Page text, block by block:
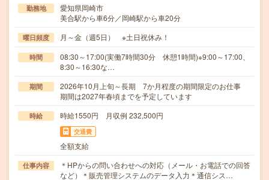
勤務地
愛知県岡崎市
美合駅から車6分／岡崎駅から車20分
曜日頻度 月～金（週5日） ※土日祝休み！
時間
08:30～17:00(実働7時間30分 休憩1時間)※9:00～17:00、
8:30～16:30な…
期間
2026年10月上旬～長期 7か月程度の期間限定のお仕事
期間は2027年春頃までを予定しています
時給 時給1550円 月収例 232,500円
交通費
全額支給
仕事内容
＊HPからの問い合わせへの対応（メール・お電話での回答
など）＊販売管理システムのデータ入力＊通信シス…